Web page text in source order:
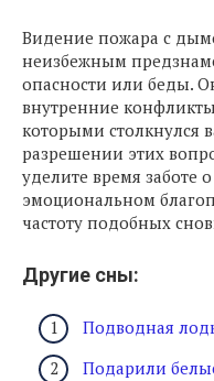
Видение пожара с
неизбежным
опасности или беды.
внутренние
которыми столкнулся
разрешении этих
уделите время заботе
эмоциональном
частоту подобных
Другие сны:
Подводная
Подарили